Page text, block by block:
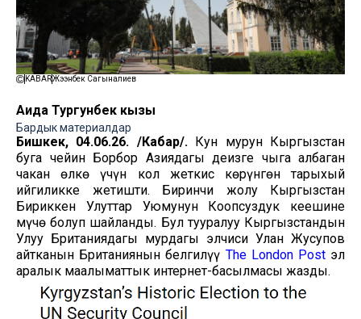
KABARЖээнбек Сагыналиев
Аида Тургунбек кызы
Бардык материалдар
Бишкек, 04.06.26. /Кабар/. Кун мурун Кыргызстан
буга чейин Борбор Азиядагы деңизге чыга албаган
чакан өлкө үчүн кол жеткис көрүнгөн тарыхый
ийгиликке жетишти. Биринчи жолу Кыргызстан
Бириккен Улуттар Уюмунун Коопсуздук кеңешине
мүчө болуп шайланды. Бул тууралуу Кыргызстандын
Улуу Британиядагы мурдагы элчиси Улан Жусупов
айтканын Британиянын белгилүү The London Postэл
аралык маалыматтык интернет-басылмасы жазды.